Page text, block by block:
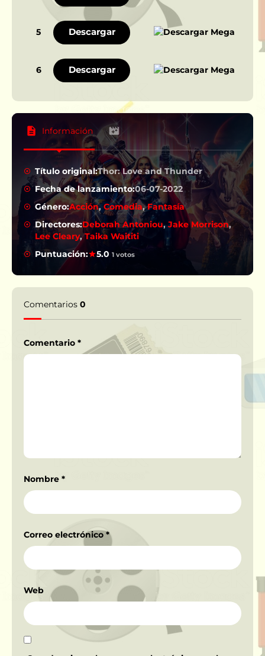
5 Descargar
6 Descargar
Información
Título original:Thor: Love and Thunder
Fecha de lanzamiento:06-07-2022
Género:Acción,Comedia,Fantasía
Directores:Deborah Antoniou,Jake Morrison,
Lee Cleary,Taika Waititi
Puntuación:
5.0 1 votos
Comentarios 0
Comentario *
Nombre *
Correo electrónico*
Web